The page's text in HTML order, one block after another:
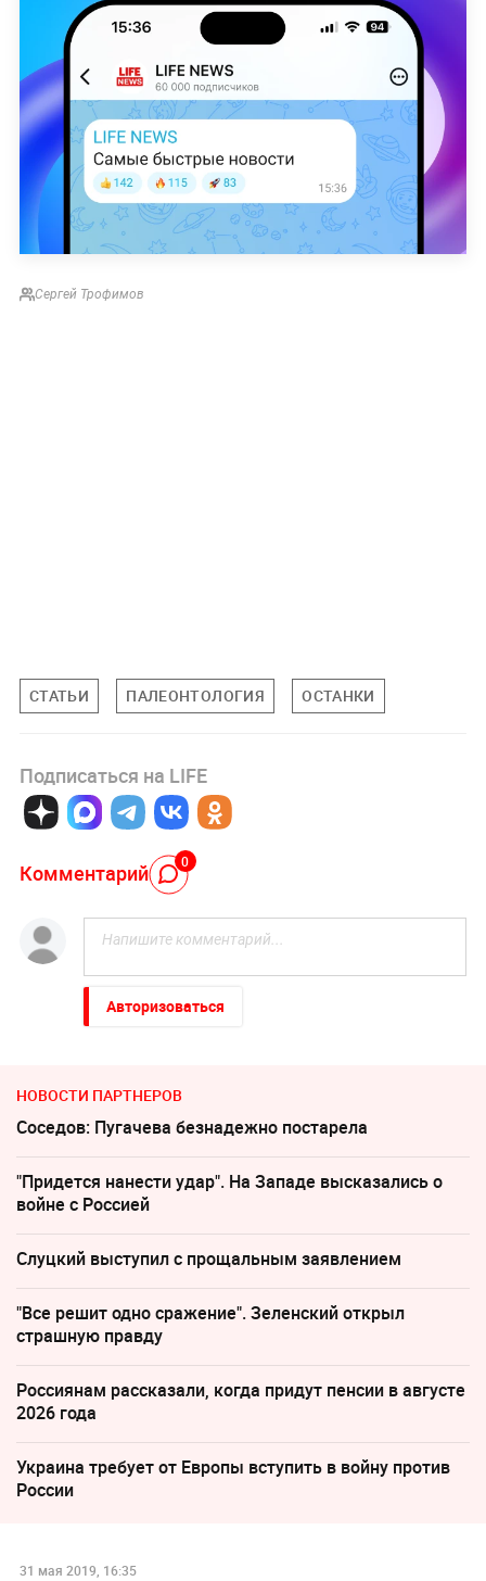
Сергей Трофимов
СТАТЬИ ПАЛЕОНТОЛОГИЯ ОСТАНКИ
Подписаться на LIFE
Комментарий 0
Авторизоваться
НОВОСТИ ПАРТНЕРОВ
Соседов: Пугачева безнадежно постарела
"Придется нанести удар". На Западе высказались о
войне с Россией
Слуцкий выступил с прощальным заявлением
"Все решит одно сражение". Зеленский открыл
страшную правду
Россиянам рассказали, когда придут пенсии в августе
2026 года
Украина требует от Европы вступить в войну против
России
31 мая 2019, 16:35